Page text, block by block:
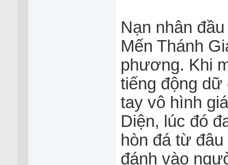
Nạn nhân
Mến Thánh
phương. Khi
tiếng động
tay vô hình
Diện, lúc đó
hòn đá từ
đánh vào